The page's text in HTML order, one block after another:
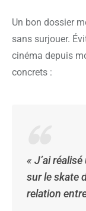
Un bon dossier
sans surjouer.
cinéma depuis
concrets :
« J’ai
sur le skate
relation